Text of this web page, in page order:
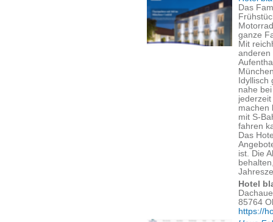
Das
ganze
Mit
anderen
nahe
machen
mit S-
fahren
Das
ist. Die
Hotel
85764
https://